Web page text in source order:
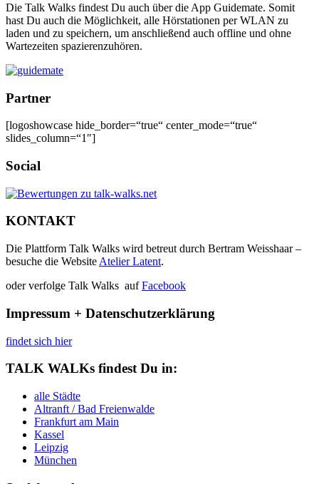
Die Talk Walks findest Du auch über die App Guidemate. Somit
hast Du auch die Möglichkeit, alle Hörstationen per WLAN zu
laden und zu speichern, um anschließend auch offline und ohne
Wartezeiten spazierenzuhören.
Partner
[logoshowcase hide_border=“true“ center_mode=“true“
slides_column=“1″]
Social
KONTAKT
Die Plattform Talk Walks wird betreut durch Bertram Weisshaar –
besuche die Website Atelier Latent.
oder verfolge Talk Walks aufFacebook
Impressum + Datenschutzerklärung
findet sich hier
TALK WALKs findest Du in:
alle Städte
Altranft / Bad Freienwalde
Frankfurt am Main
Kassel
Leipzig
München